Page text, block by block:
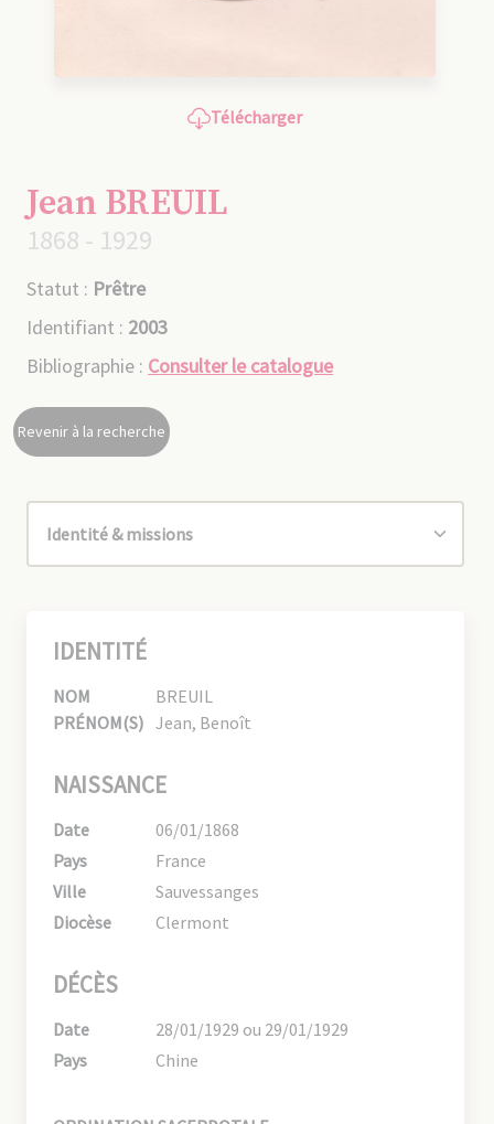
Télécharger
Jean BREUIL
1868 - 1929
Statut : Prêtre
Identifiant : 2003
Bibliographie : Consulter le catalogue
Revenir à la recherche
IDENTITÉ
NOM
BREUIL
PRÉNOM(S) Jean, Benoît
NAISSANCE
Date
06/01/1868
Pays
France
Ville
Sauvessanges
Diocèse
Clermont
DÉCÈS
Date
28/01/1929 ou 29/01/1929
Pays
Chine